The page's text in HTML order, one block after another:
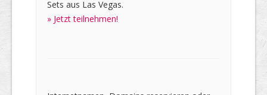
Sets aus Las Vegas.
» Jetzt teilnehmen!